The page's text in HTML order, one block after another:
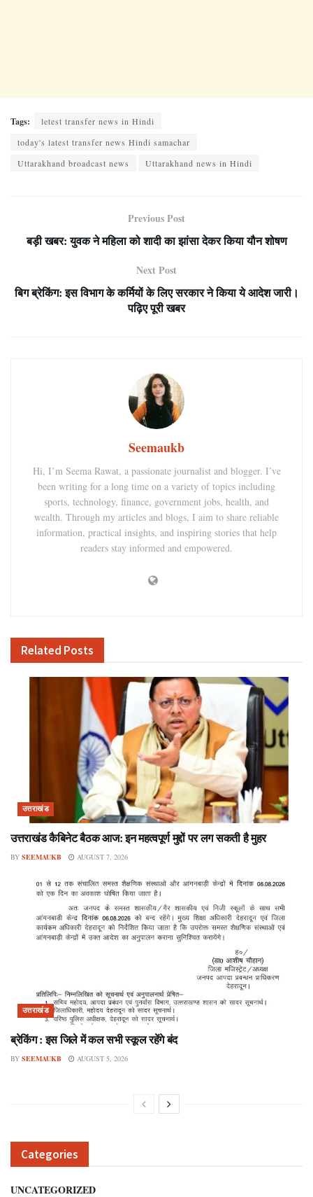
Tags:
letest transfer news in Hindi
today's latest transfer news Hindi samachar
Uttarakhand broadcast news
Uttarakhand news in Hindi
Previous Post
बड़ी खबर: युवक ने महिला को शादी का झांसा देकर किया यौन शोषण
Next Post
बिग ब्रेकिंग: इस विभाग के कर्मियों के लिए सरकार ने किया ये आदेश जारी।
पढ़िए पूरी खबर
Seemaukb
Hi, I’m Seema Rawat, a passionate journalist and blogger. I’ve
been writing for a long time on a variety of topics including
sports, technology, finance, government jobs, health, and
wealth. Through my articles and blogs, I aim to share reliable
information, practical insights, and inspiring stories that help
readers stay informed and empowered.
Related Posts
उत्तराखंड
उत्तराखंड कैबिनेट बैठक आज: इन महत्वपूर्ण मुद्दों पर लग सकती है मुहर
BY SEEMAUKB AUGUST 7, 2026
उत्तराखंड
ब्रेकिंग : इस जिले में कल सभी स्कूल रहेंगे बंद
BY SEEMAUKB AUGUST 5, 2026
Categories
UNCATEGORIZED